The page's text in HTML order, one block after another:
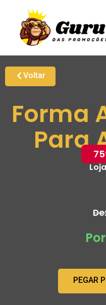
Voltar
Forma
Para
PEGAR